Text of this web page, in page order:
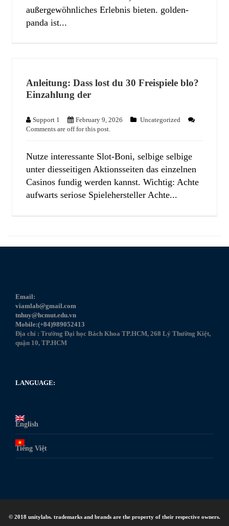
außergewöhnliches Erlebnis bieten. golden-
panda ist...
Anleitung: Dass lost du 30 Freispiele blo?
Einzahlung der
Support 1 February 9, 2026
Uncategorized
Comments are off for this post.
Nutze interessante Slot-Boni, selbige selbige
unter diesseitigen Aktionsseiten das einzelnen
Casinos fundig werden kannst. Wichtig: Achte
aufwarts seriose Spielehersteller Achte...
Email:
viamlab@gmail.com
tnhuy@hcmut.edu.vn
Mobile:(+84)989052413
Địa chỉ : Trường Đại học Bách Khoa TP.HCM, 268 Lý Thường Kiệt,
quận 10, TP.HCM
LANGUAGE:
English
Tiếng Việt
© 2018 unitylabs. trademarks and brands are the property of their respective owners.